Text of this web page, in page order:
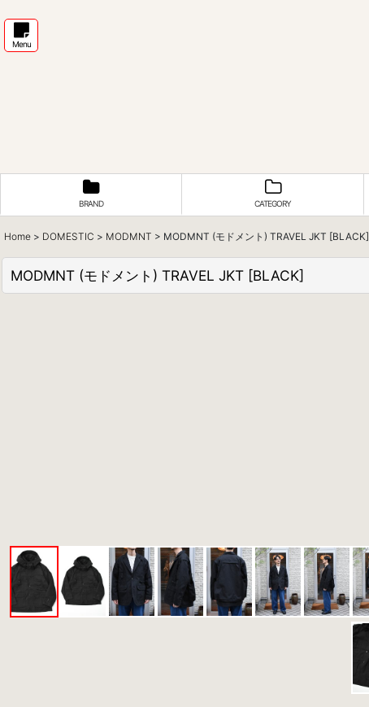
Menu
BRAND CATEGORY
Home > DOMESTIC > MODMNT > MODMNT (モドメント) TRAVEL JKT [BLACK]
MODMNT (モドメント) TRAVEL JKT [BLACK]